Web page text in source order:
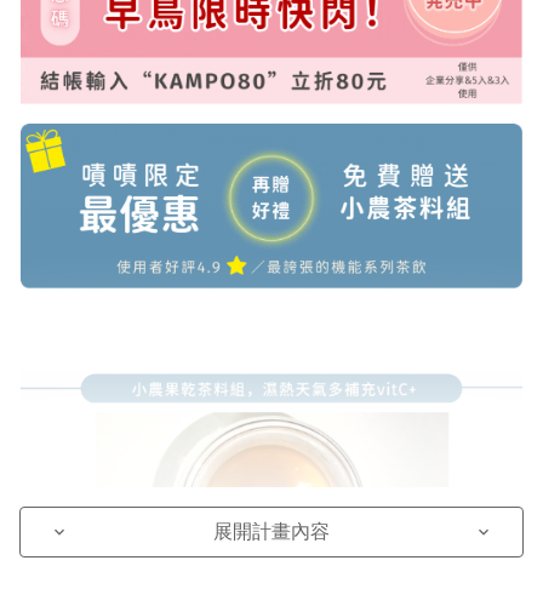
keyboard_arrow_down 展開計畫內容 keyboard_arrow_down